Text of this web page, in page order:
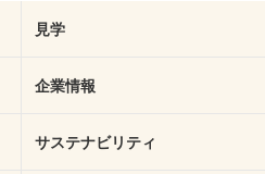
見学
企業情報
サステナビリティ